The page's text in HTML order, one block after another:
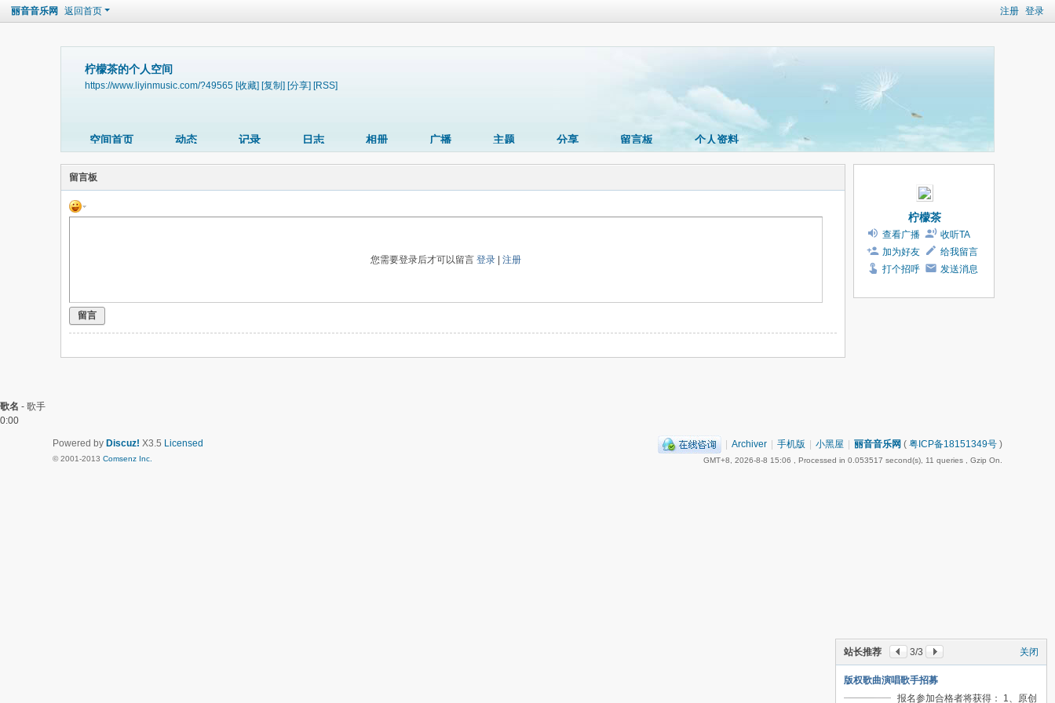
注册 登录
丽音音乐网 返回首页
柠檬茶的个人空间
https://www.liyinmusic.com/?49565 [收藏] [复制] [分享] [RSS]
空间首页 动态 记录 日志 相册 广播 主题 分享 留言板 个人资料
留言板
您需要登录后才可以留言登录 |注册
留言
柠檬茶
查看广播
收听TA
加为好友
给我留言
打个招呼
发送消息
关闭
站长推荐 3/3
版权歌曲演唱歌手招募
报名参加合格者将获得： 1、原创
歌名 - 歌手
0:00
| Archiver | 手机版 | 小黑屋 | 丽音音乐网 ( 粤ICP备18151349号 )
GMT+8, 2026-8-8 15:06 , Processed in 0.053517 second(s), 11 queries , Gzip On.
Powered by Discuz! X3.5 Licensed
© 2001-2013 Comsenz Inc.